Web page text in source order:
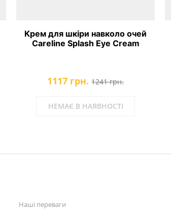
Крем для шкіри навколо очей
Careline Splash Eye Cream
1117 грн. 1241 грн.
НЕМАЄ В НАЯВНОСТІ
Наші переваги